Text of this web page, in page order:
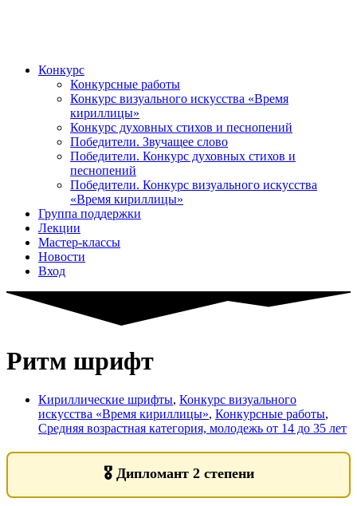
Конкурс
Конкурсные работы
Конкурс визуального искусства «Время
кириллицы»
Конкурс духовных стихов и песнопений
Победители. Звучащее слово
Победители. Конкурс духовных стихов и
песнопений
Победители. Конкурс визуального искусства
«Время кириллицы»
Группа поддержки
Лекции
Мастер-классы
Новости
Вход
Ритм шрифт
Кириллические шрифты, Конкурс визуального
искусства «Время кириллицы», Конкурсные работы,
Средняя возрастная категория, молодежь от 14 до 35 лет
🎖️ Дипломант 2 степени